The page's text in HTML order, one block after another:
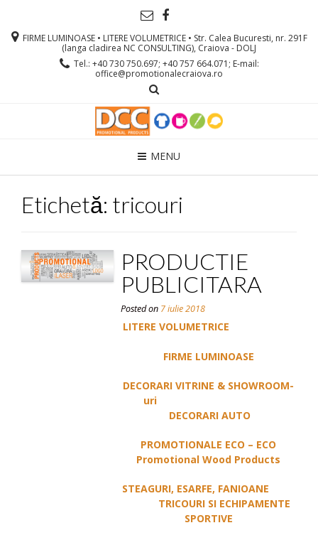
FIRME LUMINOASE • LITERE VOLUMETRICE • Str. Calea Bucuresti, nr. 291F
(langa cladirea NC CONSULTING), Craiova - DOLJ
Tel.: +40 730 750.697; +40 757 664.071; E-mail:
office@promotionalecraiova.ro
MENU
Etichetă: tricouri
PRODUCTIE
PUBLICITARA
Posted on 7 iulie 2018
LITERE VOLUMETRICE
FIRME LUMINOASE
DECORARI VITRINE & SHOWROOM-
uri
DECORARI AUTO
PROMOTIONALE ECO – ECO
Promotional Wood Products
STEAGURI, ESARFE, FANIOANE
TRICOURI SI ECHIPAMENTE
SPORTIVE